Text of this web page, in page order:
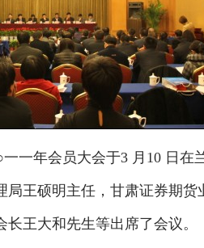
年会员大会于3 月10 日在
王硕明主任，甘肃证券期
王大和先生等出席了会议。